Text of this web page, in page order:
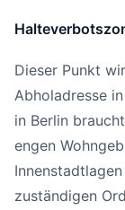
Dieser Punkt
Abholadresse
in Berlin
engen
zuständigen